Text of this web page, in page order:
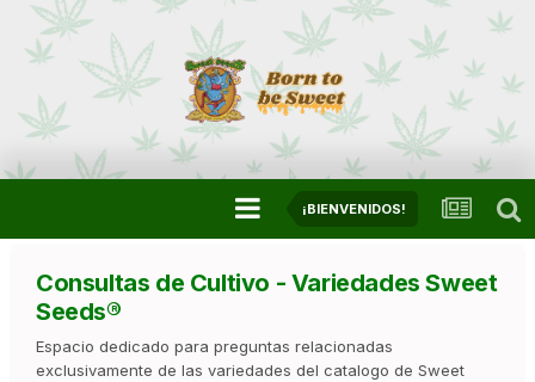
¡BIENVENIDOS!
Consultas de Cultivo - Variedades Sweet
Seeds®
Espacio dedicado para preguntas relacionadas
exclusivamente de las variedades del catalogo de Sweet